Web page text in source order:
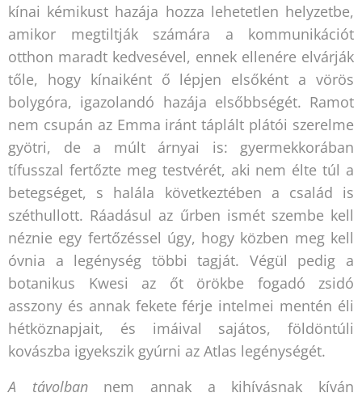
kínai kémikust hazája hozza lehetetlen helyzetbe,
amikor megtiltják számára a kommunikációt
otthon maradt kedvesével, ennek ellenére elvárják
tőle, hogy kínaiként ő lépjen elsőként a vörös
bolygóra, igazolandó hazája elsőbbségét. Ramot
nem csupán az Emma iránt táplált plátói szerelme
gyötri, de a múlt árnyai is: gyermekkorában
tífusszal fertőzte meg testvérét, aki nem élte túl a
betegséget, s halála következtében a család is
széthullott. Ráadásul az űrben ismét szembe kell
néznie egy fertőzéssel úgy, hogy közben meg kell
óvnia a legénység többi tagját. Végül pedig a
botanikus Kwesi az őt örökbe fogadó zsidó
asszony és annak fekete férje intelmei mentén éli
hétköznapjait, és imáival sajátos, földöntúli
kovászba igyekszik gyúrni az Atlas legénységét.
A távolbannem annak a kihívásnak kíván